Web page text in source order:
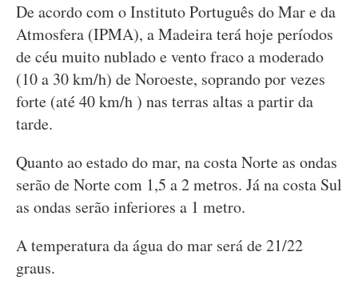
De acordo com o Instituto Português do Mar e da
Atmosfera (IPMA), a Madeira terá hoje períodos
de céu muito nublado e vento fraco a moderado
(10 a 30 km/h) de Noroeste, soprando por vezes
forte (até 40 km/h ) nas terras altas a partir da
tarde.
Quanto ao estado do mar, na costa Norte as ondas
serão de Norte com 1,5 a 2 metros. Já na costa Sul
as ondas serão inferiores a 1 metro.
A temperatura da água do mar será de 21/22
graus.